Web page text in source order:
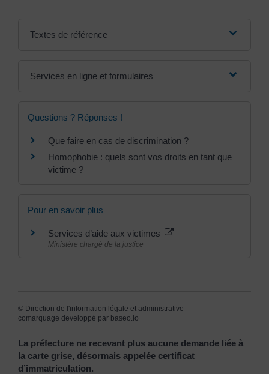
Textes de référence
Services en ligne et formulaires
Questions ? Réponses !
Que faire en cas de discrimination ?
Homophobie : quels sont vos droits en tant que
victime ?
Pour en savoir plus
Services d’aide aux victimes
Ministère chargé de la justice
© Direction de l'information légale et administrative
comarquage developpé par baseo.io
La préfecture ne recevant plus aucune demande liée à
la carte grise, désormais appelée certificat
d’immatriculation.